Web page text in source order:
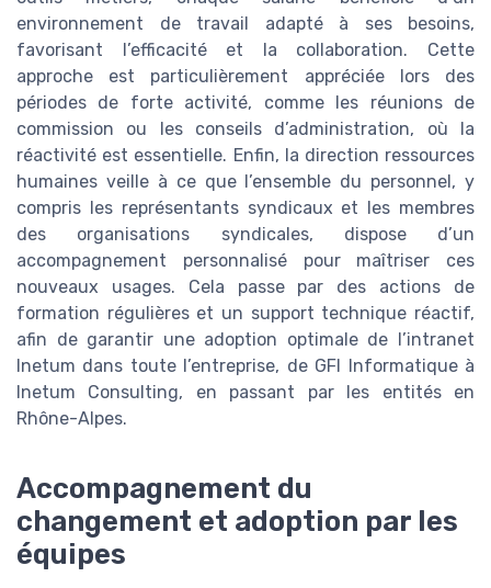
environnement de travail adapté à ses besoins,
favorisant l’efficacité et la collaboration. Cette
approche est particulièrement appréciée lors des
périodes de forte activité, comme les réunions de
commission ou les conseils d’administration, où la
réactivité est essentielle. Enfin, la direction ressources
humaines veille à ce que l’ensemble du personnel, y
compris les représentants syndicaux et les membres
des organisations syndicales, dispose d’un
accompagnement personnalisé pour maîtriser ces
nouveaux usages. Cela passe par des actions de
formation régulières et un support technique réactif,
afin de garantir une adoption optimale de l’intranet
Inetum dans toute l’entreprise, de GFI Informatique à
Inetum Consulting, en passant par les entités en
Rhône-Alpes.
Accompagnement du
changement et adoption par les
équipes